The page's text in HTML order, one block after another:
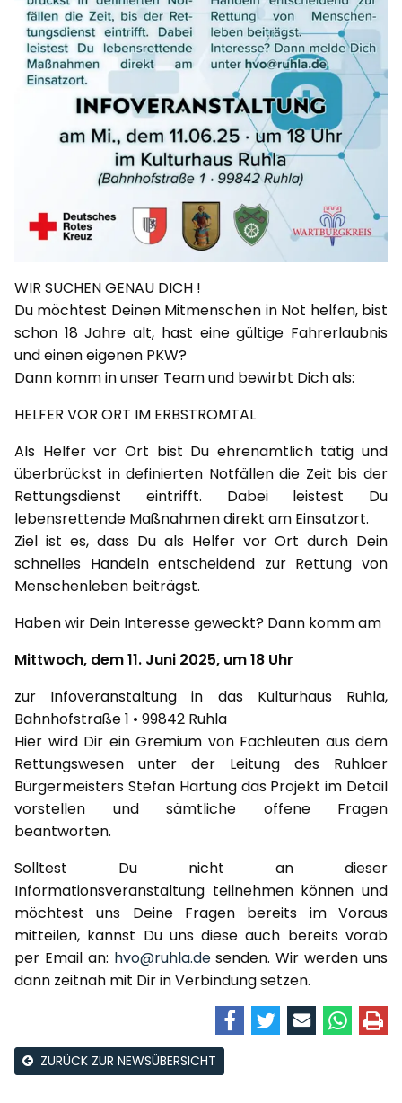
WIR SUCHEN GENAU DICH !
Du möchtest Deinen Mitmenschen in Not helfen, bist
schon 18 Jahre alt, hast eine gültige Fahrerlaubnis
und einen eigenen PKW?
Dann komm in unser Team und bewirbt Dich als:
HELFER VOR ORT IM ERBSTROMTAL
Als Helfer vor Ort bist Du ehrenamtlich tätig und
überbrückst in definierten Notfällen die Zeit bis der
Rettungsdienst eintrifft. Dabei leistest Du
lebensrettende Maßnahmen direkt am Einsatzort.
Ziel ist es, dass Du als Helfer vor Ort durch Dein
schnelles Handeln entscheidend zur Rettung von
Menschenleben beiträgst.
Haben wir Dein Interesse geweckt? Dann komm am
Mittwoch, dem 11. Juni 2025, um 18 Uhr
zur Infoveranstaltung in das Kulturhaus Ruhla,
Bahnhofstraße 1 • 99842 Ruhla
Hier wird Dir ein Gremium von Fachleuten aus dem
Rettungswesen unter der Leitung des Ruhlaer
Bürgermeisters Stefan Hartung das Projekt im Detail
vorstellen und sämtliche offene Fragen
beantworten.
Solltest Du nicht an dieser
Informationsveranstaltung teilnehmen können und
möchtest uns Deine Fragen bereits im Voraus
mitteilen, kannst Du uns diese auch bereits vorab
per Email an: hvo@ruhla.desenden. Wir werden uns
dann zeitnah mit Dir in Verbindung setzen.
ZURÜCK ZUR NEWSÜBERSICHT